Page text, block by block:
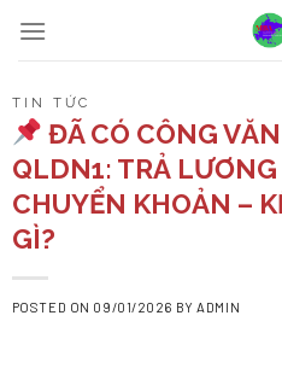
TIN TỨC
ĐÃ CÓ CÔNG
QLDN1: TRẢ
CHUYỂN KHOẢN –
GÌ?
POSTED ON 09/01/2026 BY ADMIN